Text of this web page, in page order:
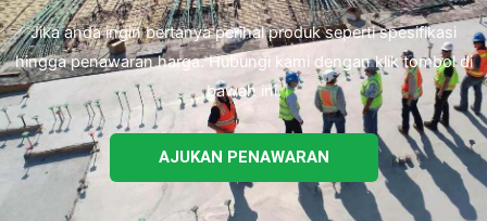
Jika anda ingin bertanya perihal produk seperti spesifikasi
hingga penawaran harga. Hubungi kami dengan klik tombol di
bawah ini.
AJUKAN PENAWARAN